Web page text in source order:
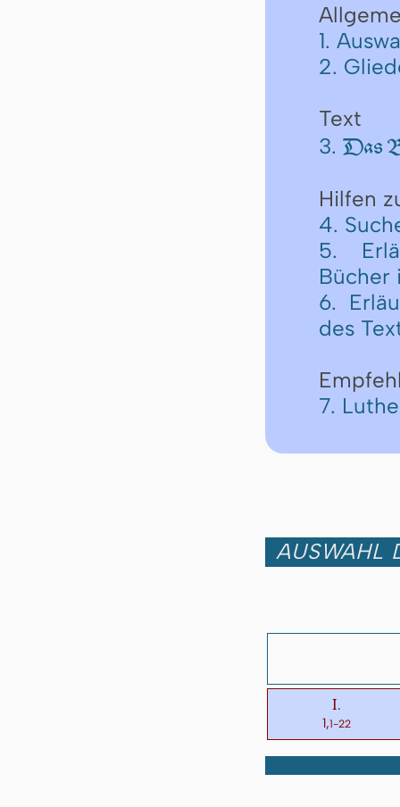
1.
2.
Text
3. Das
Hilfen
4.
5.
Bücher
6.
des
7.
AUSWAHL
I.
1,1-22